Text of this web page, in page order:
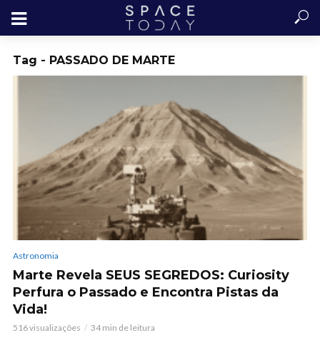
Tag - PASSADO DE MARTE
Astronomia
Marte Revela SEUS SEGREDOS: Curiosity
Perfura o Passado e Encontra Pistas da
Vida!
516 visualizações 34 min de leitura